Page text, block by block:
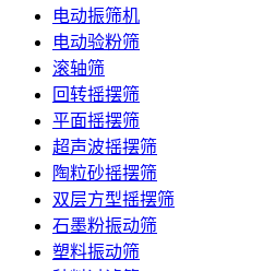
电动振筛机
电动验粉筛
滚轴筛
回转摇摆筛
平面摇摆筛
超声波摇摆筛
陶粒砂摇摆筛
双层方型摇摆筛
石墨粉振动筛
塑料振动筛